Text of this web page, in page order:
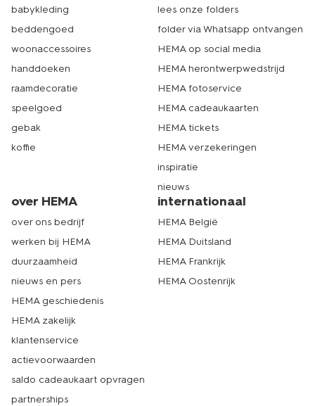
babykleding
beddengoed
woonaccessoires
handdoeken
raamdecoratie
speelgoed
gebak
koffie
lees onze folders
folder via Whatsapp ontvangen
HEMA op social media
HEMA herontwerpwedstrijd
HEMA fotoservice
HEMA cadeaukaarten
HEMA tickets
HEMA verzekeringen
inspiratie
nieuws
over HEMA
over ons bedrijf
werken bij HEMA
duurzaamheid
nieuws en pers
HEMA geschiedenis
HEMA zakelijk
klantenservice
actievoorwaarden
saldo cadeaukaart opvragen
partnerships
internationaal
HEMA België
HEMA Duitsland
HEMA Frankrijk
HEMA Oostenrijk